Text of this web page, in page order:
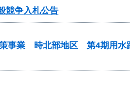
競争入札公告
事業 時北部地区 第4期用水